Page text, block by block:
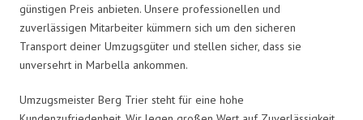
günstigen Preis anbieten. Unsere professionellen und
zuverlässigen Mitarbeiter kümmern sich um den sicheren
Transport deiner Umzugsgüter und stellen sicher, dass sie
unversehrt in Marbella ankommen.
Umzugsmeister Berg Trier steht für eine hohe